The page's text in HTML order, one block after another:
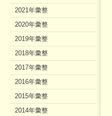
2021年彙整
2020年彙整
2019年彙整
2018年彙整
2017年彙整
2016年彙整
2015年彙整
2014年彙整